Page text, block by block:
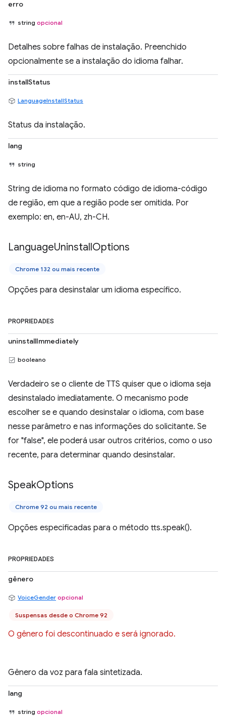
erro
string opcional
Detalhes sobre falhas de instalação. Preenchido
opcionalmente se a instalação do idioma falhar.
installStatus
LanguageInstallStatus
Status da instalação.
lang
string
String de idioma no formato código de idioma-código
de região, em que a região pode ser omitida. Por
exemplo: en, en-AU, zh-CH.
LanguageUninstallOptions
Chrome 132 ou mais recente
Opções para desinstalar um idioma específico.
PROPRIEDADES
uninstallImmediately
booleano
Verdadeiro se o cliente de TTS quiser que o idioma seja
desinstalado imediatamente. O mecanismo pode
escolher se e quando desinstalar o idioma, com base
nesse parâmetro e nas informações do solicitante. Se
for "false", ele poderá usar outros critérios, como o uso
recente, para determinar quando desinstalar.
SpeakOptions
Chrome 92 ou mais recente
Opções especificadas para o método tts.speak().
PROPRIEDADES
gênero
VoiceGender opcional
Suspensas desde o Chrome 92
O gênero foi descontinuado e será ignorado.
Gênero da voz para fala sintetizada.
lang
string opcional